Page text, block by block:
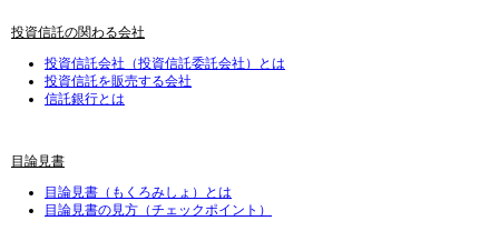
投資信託の関わる会社
投資信託会社（投資信託委託会社）とは
投資信託を販売する会社
信託銀行とは
目論見書
目論見書（もくろみしょ）とは
目論見書の見方（チェックポイント）